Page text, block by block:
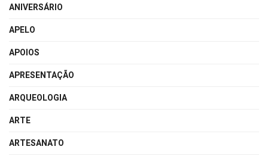
ANIVERSÁRIO
APELO
APOIOS
APRESENTAÇÃO
ARQUEOLOGIA
ARTE
ARTESANATO